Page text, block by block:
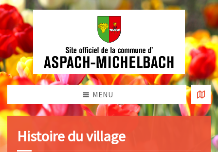
MENU
Histoire du village